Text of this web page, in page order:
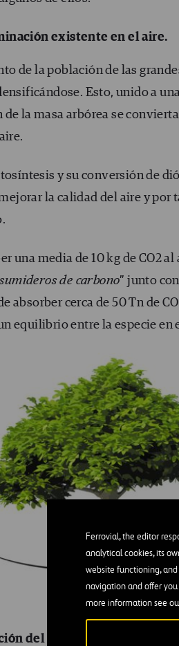
Ferrovial, the editor
analytical cookies, its
website functioning,
navigation and offer
more information see
existente en el aire.
de la población de las
Esto, unido a
la masa arbórea se
y su conversión de
la calidad del aire y
una media de 10 kg de CO2
sumideros de carbono” junto
absorber cerca de 50 Tn de
equilibrio entre la especie
del clima local